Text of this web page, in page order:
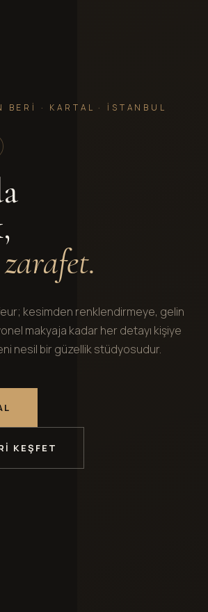
· KARTAL · İSTANBUL
zarafet.
kesimden renklendirmeye, gelin
makyaja kadar her detayı kişiye
nesil bir güzellik stüdyosudur.
KEŞFET